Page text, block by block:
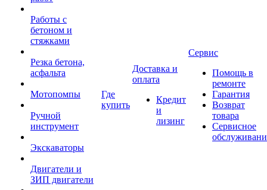
Работы с
бетоном и
стяжками
Резка бетона,
асфальта
Мотопомпы
Ручной
инструмент
Экскаваторы
Двигатели и
ЗИП двигатели
Где
купить
Доставка и
оплата
Кредит
и
лизинг
Сервис
Помощь в
ремонте
Гарантия
Возврат
товара
Сервисное